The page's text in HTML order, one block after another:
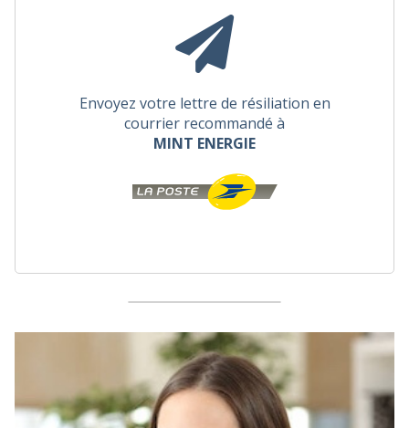
Envoyez votre lettre de résiliation en
courrier recommandé à
MINT ENERGIE